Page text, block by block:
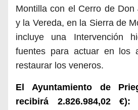
Montilla con el Cerro de Don
y la Vereda, en la Sierra de
incluye una Intervención
fuentes para actuar en los
restaurar los veneros.
El Ayuntamiento de
recibirá 2.826.984,02 €):